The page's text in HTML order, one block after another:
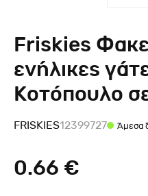
Friskies
ενήλικες
Κοτόπουλο
FRISKIES12399727 Άμεσα
0.66 €